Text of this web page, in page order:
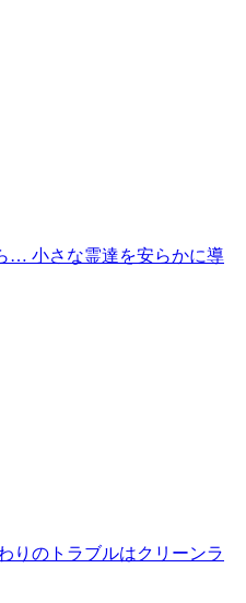
… 小さな霊達を安らかに導
りのトラブルはクリーンラ